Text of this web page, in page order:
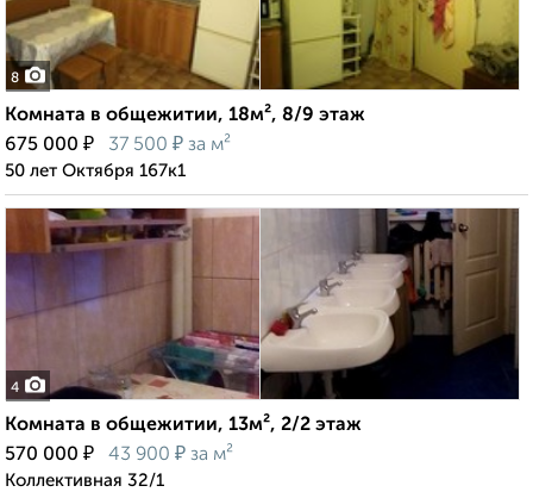
8
Комната в общежитии, 18м², 8/9 этаж
675 000 ₽ 37 500 ₽ за м²
50 лет Октября 167к1
4
Комната в общежитии, 13м², 2/2 этаж
570 000 ₽ 43 900 ₽ за м²
Коллективная 32/1